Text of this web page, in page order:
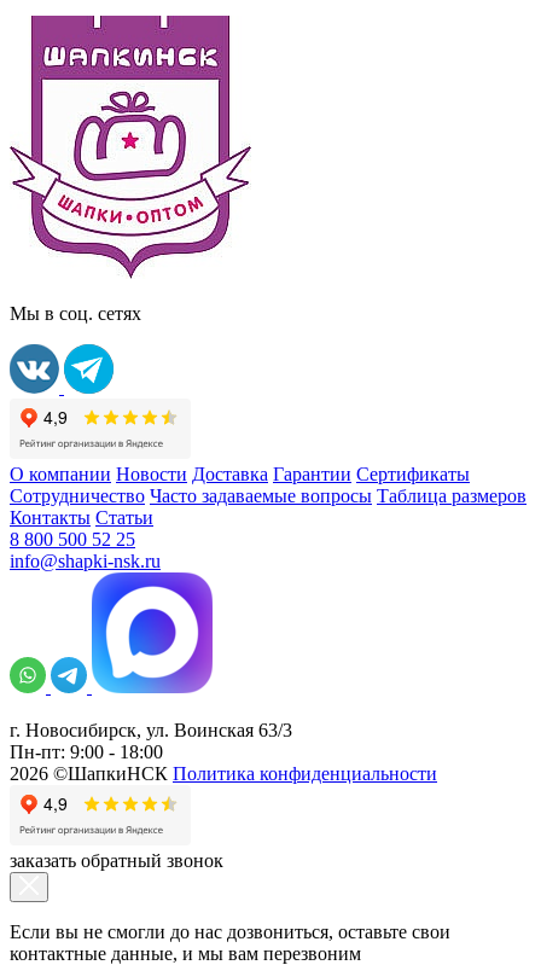
Мы в соц. сетях
О компании Новости Доставка Гарантии Сертификаты
Сотрудничество Часто задаваемые вопросы Таблица размеров
Контакты Статьи
8 800 500 52 25
info@shapki-nsk.ru
г. Новосибирск, ул. Воинская 63/3
Пн-пт: 9:00 - 18:00
2026 ©ШапкиНСК Политика конфиденциальности
заказать обратный звонок
Если вы не смогли до нас дозвониться, оставьте свои
контактные данные, и мы вам перезвоним